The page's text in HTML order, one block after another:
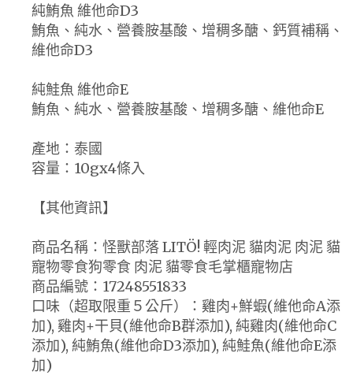
純鮪魚 維他命D3
鮪魚、純水、營養胺基酸、增稠多醣、鈣質補稱、
維他命D3
純鮭魚 維他命E
鮪魚、純水、營養胺基酸、增稠多醣、維他命E
產地：泰國
容量：10gx4條入
【其他資訊】
商品名稱：怪獸部落 LITÖ! 輕肉泥 貓肉泥 肉泥 貓
寵物零食狗零食 肉泥 貓零食毛掌櫃寵物店
商品編號：17248551833
口味（超取限重５公斤）：雞肉+鮮蝦(維他命A添
加), 雞肉+干貝(維他命B群添加), 純雞肉(維他命C
添加), 純鮪魚(維他命D3添加), 純鮭魚(維他命E添
加)